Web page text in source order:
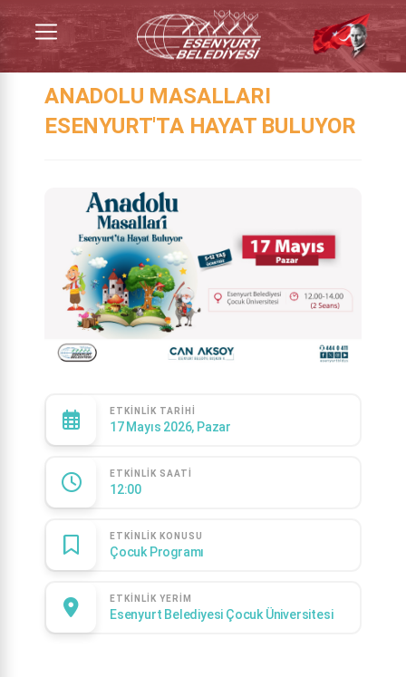
ANADOLU MASALLARI
ESENYURT'TA HAYAT BULUYOR
ETKINLIK TARIHI
17 Mayıs 2026, Pazar
ETKINLIK SAATI
12:00
ETKINLIK KONUSU
Çocuk Programı
ETKINLIK YERIM
Esenyurt Belediyesi Çocuk Üniversitesi